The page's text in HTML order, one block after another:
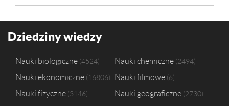
Dziedziny wiedzy
Nauki biologiczne 4524 Nauki chemiczne 2494
Nauki ekonomiczne 16806 Nauki filmowe 6
Nauki fizyczne 3146 Nauki geograficzne 2730